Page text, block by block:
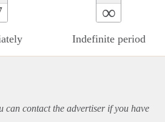
∞
Indefinite period
contact the advertiser if you have